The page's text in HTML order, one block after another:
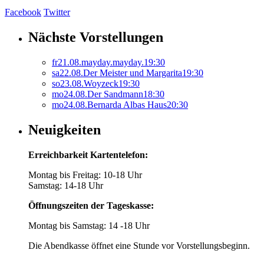
Facebook Twitter
Nächste Vorstellungen
fr21.08.mayday.mayday.19:30
sa22.08.Der Meister und Margarita19:30
so23.08.Woyzeck19:30
mo24.08.Der Sandmann18:30
mo24.08.Bernarda Albas Haus20:30
Neuigkeiten
Erreichbarkeit Kartentelefon:
Montag bis Freitag: 10-18 Uhr
Samstag: 14-18 Uhr
Öffnungszeiten der Tageskasse:
Montag bis Samstag: 14 -18 Uhr
Die Abendkasse öffnet eine Stunde vor Vorstellungsbeginn.